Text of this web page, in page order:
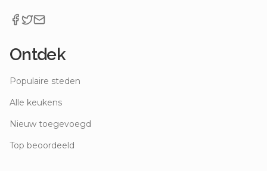
Ontdek
Populaire steden
Alle keukens
Nieuw toegevoegd
Top beoordeeld